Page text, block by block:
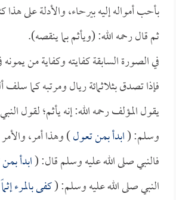
بأحب أمواله إليه بيرحاء، والأدلة على هذا
ثم قال رحمه الله: (ويأثم بما ينقصه).
في الصورة السابقة كفايته وكفاية من
فإذا تصدق بثلاثمائة ريال ومرتبه كما سلف
يقول المؤلف رحمه الله: إنه يأثم؛ لقول
وسلم: (ابدأ بمن تعول) وهذا أمر،
فالنبي صلى الله عليه وسلم قال: (ابدأ
النبي صلى الله عليه وسلم: (كفى بالمرء